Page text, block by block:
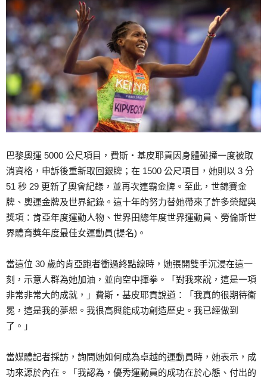
巴黎奧運 5000 公尺項目，費斯‧基皮耶貢因身體碰撞一度被取
消資格，申訴後重新取回銀牌；在 1500 公尺項目，她則以 3 分
51 秒 29 更新了奧會紀錄，並再次連霸金牌。至此，世錦賽金
牌、奧運金牌及世界紀錄。這十年的努力替她帶來了許多榮耀與
獎項：肯亞年度運動人物、世界田總年度世界運動員、勞倫斯世
界體育獎年度最佳女運動員(提名)。
當這位 30 歲的肯亞跑者衝過終點線時，她張開雙手沉浸在這一
刻，示意人群為她加油，並向空中揮拳。「對我來說，這是一項
非常非常大的成就，」費斯‧基皮耶貢說道：「我真的很期待衛
冕，這是我的夢想。我很高興能成功創造歷史。我已經做到
了。」
當媒體記者採訪，詢問她如何成為卓越的運動員時，她表示，成
功來源於內在。「我認為，優秀運動員的成功在於心態、付出的